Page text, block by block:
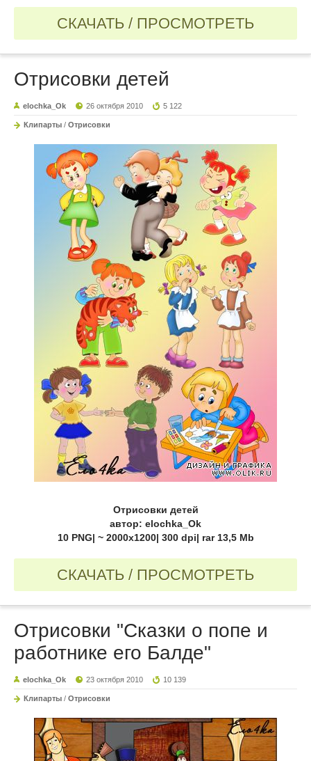
СКАЧАТЬ / ПРОСМОТРЕТЬ
Отрисовки детей
elochka_Ok 26 октября 2010 5 122
Клипарты / Отрисовки
Отрисовки детей
автор: elochka_Ok
10 PNG| ~ 2000x1200| 300 dpi| rar 13,5 Mb
СКАЧАТЬ / ПРОСМОТРЕТЬ
Отрисовки "Сказки о попе и
работнике его Балде"
elochka_Ok 23 октября 2010 10 139
Клипарты / Отрисовки